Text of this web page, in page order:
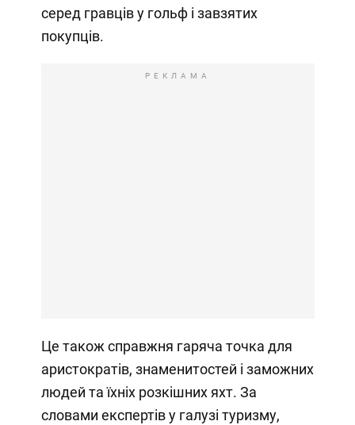
серед гравців у гольф і завзятих
покупців.
РЕКЛАМА
Це також справжня гаряча точка для
аристократів, знаменитостей і заможних
людей та їхніх розкішних яхт. За
словами експертів у галузі туризму,